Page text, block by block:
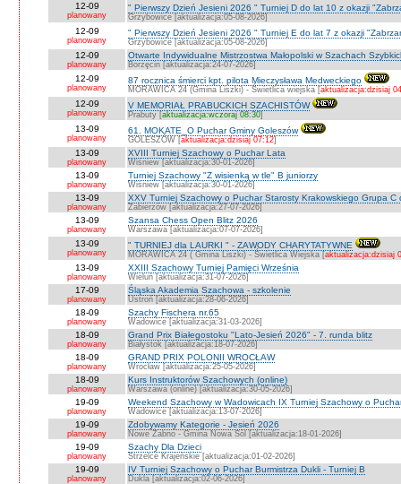
12-09
planowany
" Pierwszy Dzień Jesieni 2026 " Turniej D do lat 10 z okazji
Grzybowice [aktualizacja:05-08-2026]
12-09
planowany
" Pierwszy Dzień Jesieni 2026 " Turniej E do lat 7 z okazji
Grzybowice [aktualizacja:05-08-2026]
12-09
planowany
Otwarte Indywidualne Mistrzostwa Małopolski w Szachach
Borzęcin [aktualizacja:24-07-2026]
12-09
planowany
87 rocznica śmierci kpt. pilota Mieczysława Medweckiego
MORAWICA 24 (Gmina Liszki) - Świetlica wiejska [aktualizacja:dzisiaj
12-09
planowany
V MEMORIAŁ PRABUCKICH SZACHISTÓW
Prabuty [aktualizacja:wczoraj 08:30]
13-09
planowany
61. MOKATE_O Puchar Gminy Goleszów
GOLESZÓW [aktualizacja:dzisiaj 07:12]
13-09
planowany
XVIII Turniej Szachowy o Puchar Lata
Wiśniew [aktualizacja:30-01-2026]
13-09
planowany
Turniej Szachowy "Z wisienką w tle" B juniorzy
Wiśniew [aktualizacja:30-01-2026]
13-09
planowany
XXV Turniej Szachowy o Puchar Starosty Krakowskiego Grupa C
Zabierzów [aktualizacja:27-07-2026]
13-09
planowany
Szansa Chess Open Blitz 2026
Warszawa [aktualizacja:07-07-2026]
13-09
planowany
" TURNIEJ dla LAURKI " - ZAWODY CHARYTATYWNE
MORAWICA 24 ( Gmina Liszki) - Świetlica Wiejska [aktualizacja:dzisiaj
13-09
planowany
XXIII Szachowy Turniej Pamięci Września
Wieluń [aktualizacja:31-07-2026]
17-09
planowany
Śląska Akademia Szachowa - szkolenie
Ustroń [aktualizacja:28-06-2026]
18-09
planowany
Szachy Fischera nr.65
Wadowice [aktualizacja:31-03-2026]
18-09
planowany
Grand Prix Białegostoku "Lato-Jesień 2026" - 7. runda blitz
Białystok [aktualizacja:18-07-2026]
18-09
planowany
GRAND PRIX POLONII WROCŁAW
Wrocław [aktualizacja:25-05-2026]
18-09
planowany
Kurs Instruktorów Szachowych (online)
Warszawa (online) [aktualizacja:30-05-2026]
19-09
planowany
Weekend Szachowy w Wadowicach IX Turniej Szachowy o
Wadowice [aktualizacja:13-07-2026]
19-09
planowany
Zdobywamy Kategorie - Jesień 2026
Nowe Żabno - Gmina Nowa Sól [aktualizacja:18-01-2026]
19-09
planowany
Szachy Dla Dzieci
Strzelce Krajeńskie [aktualizacja:01-02-2026]
19-09
planowany
IV Turniej Szachowy o Puchar Burmistrza Dukli - Turniej B
Dukla [aktualizacja:02-06-2026]